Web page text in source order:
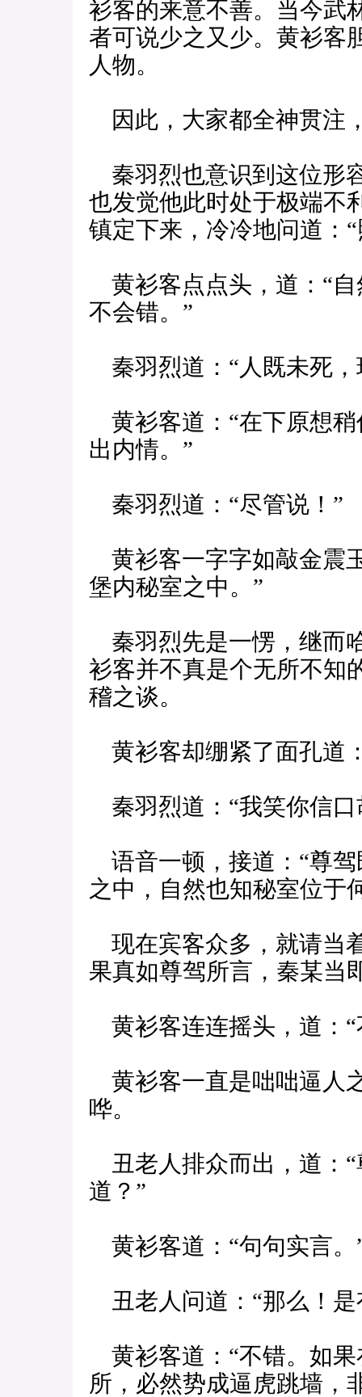
衫客的来意不善。当今武
者可说少之又少。黄衫客
人物。
因此，大家都全神贯注
秦羽烈也意识到这位形
也发觉他此时处于极端不
镇定下来，冷冷地问道：
黄衫客点点头，道：“
不会错。”
秦羽烈道：“人既未死，
黄衫客道：“在下原想
出内情。”
秦羽烈道：“尽管说！”
黄衫客一字字如敲金震
堡内秘室之中。”
秦羽烈先是一愣，继而
衫客并不真是个无所不知
稽之谈。
黄衫客却绷紧了面孔道
秦羽烈道：“我笑你信
语音一顿，接道：“尊
之中，自然也知秘室位于
现在宾客众多，就请当
果真如尊驾所言，秦某当
黄衫客连连摇头，道：“
黄衫客一直是咄咄逼人
哗。
丑老人排众而出，道：
道？”
黄衫客道：“句句实言。
丑老人问道：“那么！是
黄衫客道：“不错。如
所，必然势成逼虎跳墙，